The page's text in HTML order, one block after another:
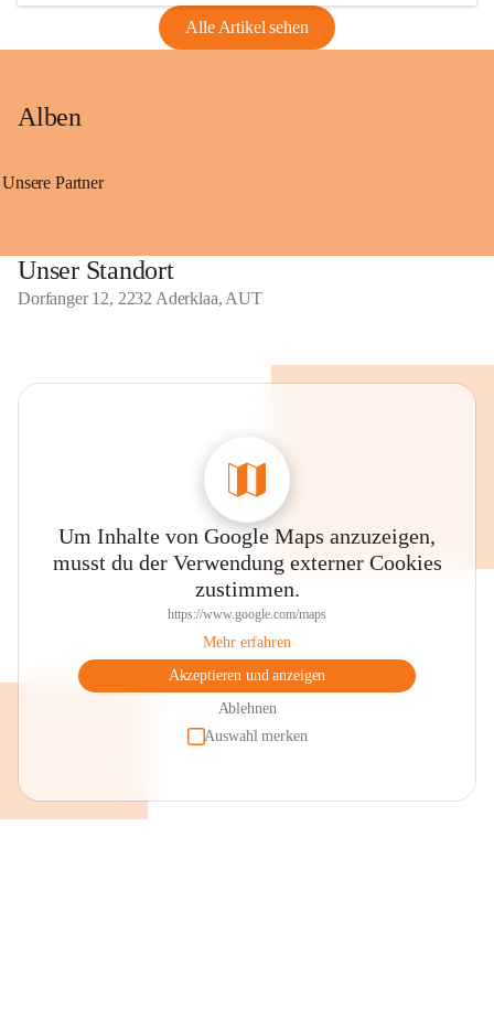
Alle Artikel sehen
Alben
Unsere Partner
Unser Standort
Dorfanger 12, 2232 Aderklaa, AUT
Um Inhalte von Google Maps anzuzeigen,
musst du der Verwendung externer Cookies
zustimmen.
https://www.google.com/maps
Mehr erfahren
Akzeptieren und anzeigen
Ablehnen
Auswahl merken